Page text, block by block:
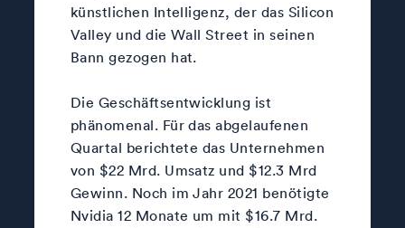
künstlichen Intelligenz, der das Silicon
Valley und die Wall Street in seinen
Bann gezogen hat.
Die Geschäftsentwicklung ist
phänomenal. Für das abgelaufenen
Quartal berichtete das Unternehmen
von $22 Mrd. Umsatz und $12.3 Mrd
Gewinn. Noch im Jahr 2021 benötigte
Nvidia 12 Monate um mit $16.7 Mrd.